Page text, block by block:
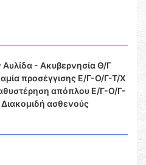
- Ακυβερνησία Θ/Γ
προσέγγισης Ε/Γ-Ο/Γ-Τ/Χ
απόπλου Ε/Γ-Ο/Γ-
ασθενούς